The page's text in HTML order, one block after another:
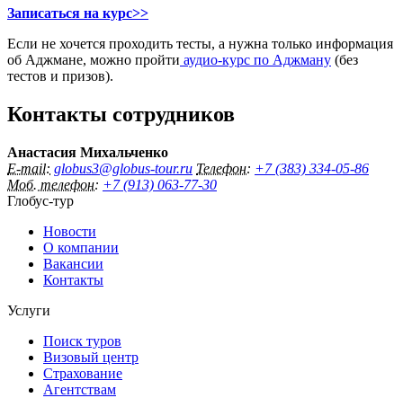
Записаться на курс>>
Если не хочется проходить тесты, а нужна только информация
об Аджмане, можно пройти аудио-курс по Аджману (без
тестов и призов).
Контакты сотрудников
Анастасия Михальченко
E-mail: globus3@globus-tour.ru Телефон: +7 (383) 334-05-86
Моб. телефон: +7 (913) 063-77-30
Глобус-тур
Новости
О компании
Вакансии
Контакты
Услуги
Поиск туров
Визовый центр
Страхование
Агентствам